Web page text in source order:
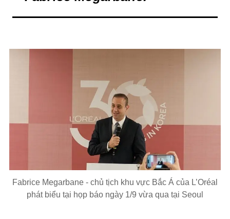
Fabrice Megarbane - chủ tịch khu vực Bắc Á của L’Oréal
phát biểu tại họp báo ngày 1/9 vừa qua tại Seoul